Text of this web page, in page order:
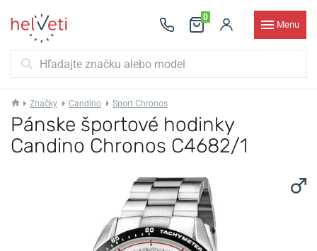
0
Menu
Značky Candino Sport Chronos
Pánske športové hodinky
Candino Chronos C4682/1